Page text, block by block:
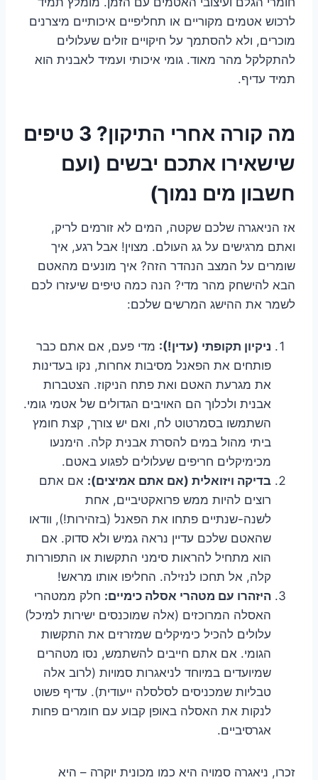
לרכוש אטמים מקוריים או תחליפיים איכותיים מיצרנים
מוכרים, ולא להסתמך על חיקויים זולים שעלולים
להתקלקל מהר מאוד. גומי איכותי ועמיד לאבנית הוא
תמיד עדיף.
מה קורה אחרי התיקון? 3 טיפים
שישאירו אתכם יבשים (ועם
חשבון מים נמוך)
אז הניאגרה שלכם שקטה, המים לא זורמים לריק,
ואתם מרגישים על גג העולם. מצוין! אבל רגע, איך
שומרים על המצב הנהדר הזה? איך מונעים מהאטם
הבא להישחק מהר מדי? הנה כמה טיפים שיעזרו לכם
לשמר את ההישג המרשים שלכם:
ניקיון תקופתי (עדין!): מדי פעם, אם אתם כבר
פותחים את הפאנל מסיבות אחרות, נקו בעדינות
את מגרעת האטם ואת פתח הניקוז. הצטברות
אבנית ולכלוך הם האויבים הגדולים של אטמי גומי.
השתמשו בסמרטוט לח, ואם יש צורך, קצת חומץ
ביתי מהול במים להסרת אבנית קלה. הימנעו
מכימיקלים חריפים שעלולים לפגוע באטם.
בדיקה ויזואלית (אם אתם אמיצים): אם אתם
רוצים להיות ממש פרואקטיביים, אחת
לשנה-שנתיים פתחו את הפאנל (בזהירות!), וודאו
שהאטם שלכם עדיין נראה גמיש ולא סדוק. אם
הוא מתחיל להראות סימני התקשות או התפוררות
קלה, אל תחכו לנזילה. החליפו אותו מראש!
היזהרו עם מטהרי אסלה כימיים: חלק ממטהרי
האסלה המרוכזים (אלה שמוכנסים ישירות למיכל)
עלולים להכיל כימיקלים שמזרזים את התקשות
הגומי. אם אתם חייבים להשתמש, נסו מטהרים
שמיועדים במיוחד לניאגרות סמויות (לרוב אלה
טבליות שמכניסים לסלסלה ייעודית). עדיף פשוט
לנקות את האסלה באופן קבוע עם חומרים פחות
אגרסיביים.
זכרו, ניאגרה סמויה היא כמו מכונית יוקרה – היא